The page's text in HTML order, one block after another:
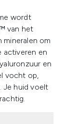
wordt
van het
mineralen om
activeren en
en
vocht op,
Je huid voelt